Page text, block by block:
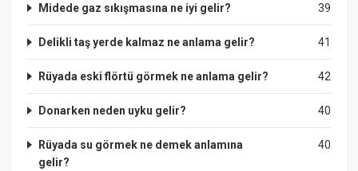
39
Midede gaz sıkışmasına ne iyi gelir?
41
Delikli taş yerde kalmaz ne anlama gelir?
42
Rüyada eski flörtü görmek ne anlama gelir?
40
Donarken neden uyku gelir?
40
Rüyada su görmek ne demek anlamına
gelir?